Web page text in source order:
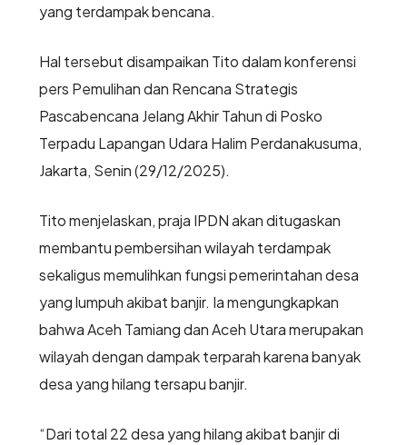
yang terdampak bencana.
Hal tersebut disampaikan Tito dalam konferensi
pers Pemulihan dan Rencana Strategis
Pascabencana Jelang Akhir Tahun di Posko
Terpadu Lapangan Udara Halim Perdanakusuma,
Jakarta, Senin (29/12/2025).
Tito menjelaskan, praja IPDN akan ditugaskan
membantu pembersihan wilayah terdampak
sekaligus memulihkan fungsi pemerintahan desa
yang lumpuh akibat banjir. Ia mengungkapkan
bahwa Aceh Tamiang dan Aceh Utara merupakan
wilayah dengan dampak terparah karena banyak
desa yang hilang tersapu banjir.
“Dari total 22 desa yang hilang akibat banjir di